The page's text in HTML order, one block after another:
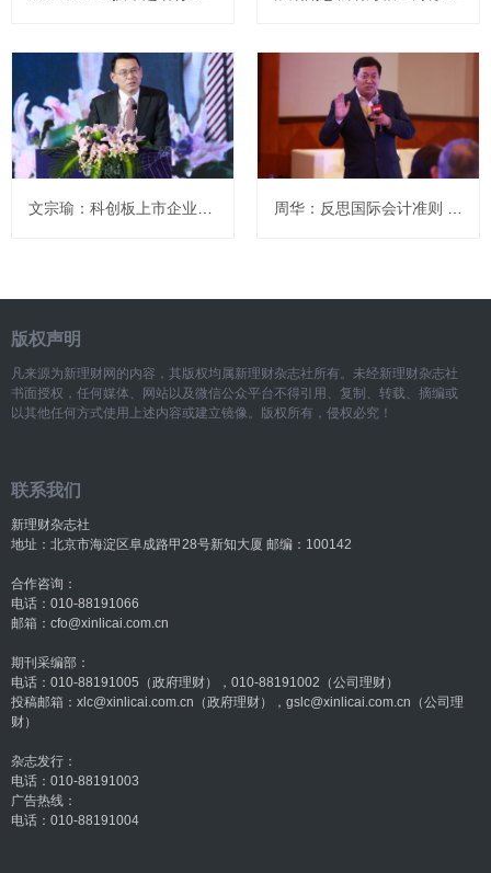
版权声明
凡来源为新理财网的内容，其版权均属新理财杂志社所有。未经新理财杂志社
书面授权，任何媒体、网站以及微信公众平台不得引用、复制、转载、摘编或
以其他任何方式使用上述内容或建立镜像。版权所有，侵权必究！
联系我们
新理财杂志社
地址：北京市海淀区阜成路甲28号新知大厦 邮编：100142
合作咨询：
电话：010-88191066
邮箱：cfo@xinlicai.com.cn
期刊采编部：
电话：010-88191005（政府理财），010-88191002（公司理财）
投稿邮箱：xlc@xinlicai.com.cn（政府理财），gslc@xinlicai.com.cn（公司理
财）
杂志发行：
电话：010-88191003
广告热线：
电话：010-88191004